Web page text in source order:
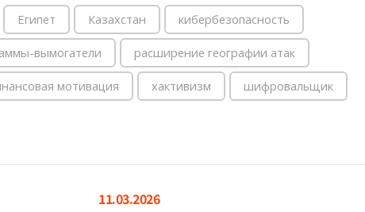
Египет Казахстан кибербезопасность
вымогатели расширение географии атак
мотивация хактивизм шифровальщик
11.03.2026